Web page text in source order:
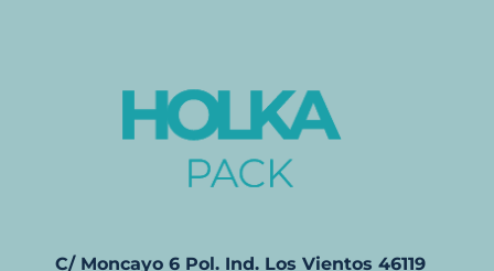
C/ Moncayo 6 Pol. Ind. Los Vientos 46119